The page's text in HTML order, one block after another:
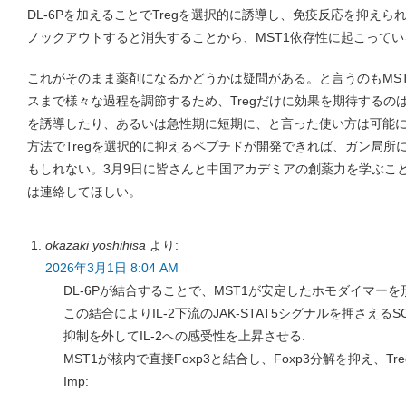
DL-6Pを加えることでTregを選択的に誘導し、免疫反応を抑えら
ノックアウトすると消失することから、MST1依存性に起こって
これがそのまま薬剤になるかどうかは疑問がある。と言うのも
スまで様々な過程を調節するため、Tregだけに効果を期待するの
を誘導したり、あるいは急性期に短期に、と言った使い方は可能
方法でTregを選択的に抑えるペプチドが開発できれば、ガン局所
もしれない。3月9日に皆さんと中国アカデミアの創薬力を学ぶこ
は連絡してほしい。
okazaki yoshihisa より:
2026年3月1日 8:04 AM
DL-6Pが結合することで、MST1が安定したホモダイマーを
この結合によりIL-2下流のJAK-STAT5シグナルを押さえる
抑制を外してIL-2への感受性を上昇させる.
MST1が核内で直接Foxp3と結合し、Foxp3分解を抑え、
Imp: